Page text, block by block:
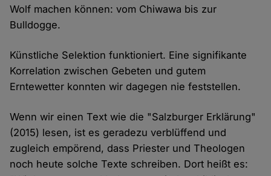
Wolf machen können: vom Chiwawa bis zur
Bulldogge.
Künstliche Selektion funktioniert. Eine signifikante
Korrelation zwischen Gebeten und gutem
Erntewetter konnten wir dagegen nie feststellen.
Wenn wir einen Text wie die "Salzburger Erklärung"
(2015) lesen, ist es geradezu verblüffend und
zugleich empörend, dass Priester und Theologen
noch heute solche Texte schreiben. Dort heißt es: